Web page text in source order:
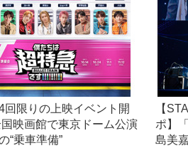
回限りの上映イベント開
映画館で東京ドーム公演
“乗車準備”
【
ポ】
島美